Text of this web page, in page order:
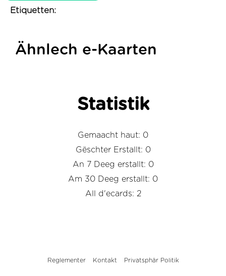
Etiquetten:
Ähnlech e-Kaarten
Statistik
Gemaacht haut: 0
Gëschter Erstallt: 0
An 7 Deeg erstallt: 0
Am 30 Deeg erstallt: 0
All d'ecards: 2
Reglementer Kontakt Privatsphär Politik